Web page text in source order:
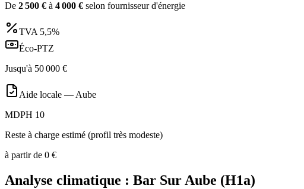
De 2 500 € à 4 000 € selon fournisseur d'énergie
TVA 5,5%
Éco-PTZ
Jusqu'à 50 000 €
Aide locale — Aube
MDPH 10
Reste à charge estimé (profil très modeste)
à partir de 0 €
Analyse climatique : Bar Sur Aube (H1a)